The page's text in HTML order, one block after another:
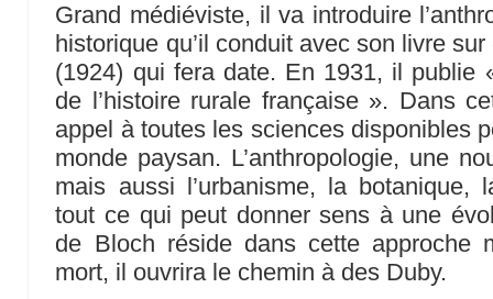
Grand médiéviste, il va introduire
historique qu’il conduit avec son livre
(1924) qui fera date. En 1931, il publie
de l’histoire rurale française ». Dans
appel à toutes les sciences disponibles
monde paysan. L’anthropologie, une
mais aussi l’urbanisme, la botanique,
tout ce qui peut donner sens à une
de Bloch réside dans cette approche
mort, il ouvrira le chemin à des Duby.